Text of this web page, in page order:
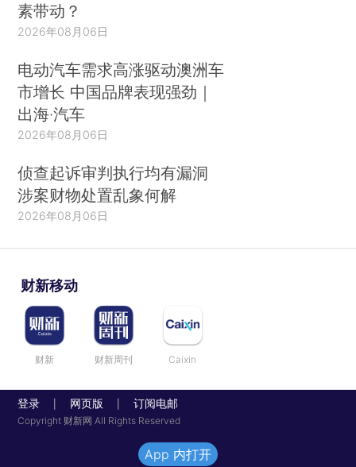
素带动？
2026年08月06日
电动汽车需求高涨驱动澳洲车
市增长 中国品牌表现强劲｜
出海·汽车
2026年08月06日
侦查起诉审判执行均有漏洞
涉案财物处置乱象何解
2026年08月06日
财新移动
财新 财新周刊 Caixin
登录 网页版 订阅电邮
Copyright 财新网 All Rights Reserved
App 内打开